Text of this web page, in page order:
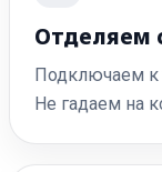
Отделяем
Подключаем к
Не гадаем на